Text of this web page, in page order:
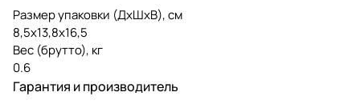
Размер упаковки (ДxШxВ), см
8,5х13,8х16,5
Вес (брутто), кг
0.6
Гарантия и производитель